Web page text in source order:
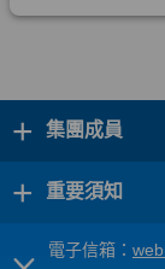
+ 集團成員
+ 重要須知
電子信箱：